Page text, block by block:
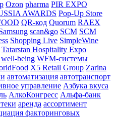
Ozon pharma PIR EXPO
AWARDS Pop-Up Store
QR-код Quorum RAEX
scan&go SCM SCM
Shopping Live SimpleWine
Tatarstan Hospitality Expo
well-being WFM-системы
X5 Retail Group Zarina
автоматизация автотранспорт
управление Азбука вкуса
АлкоКонгресс Альфа-банк
аренда ассортимент
факторинговых